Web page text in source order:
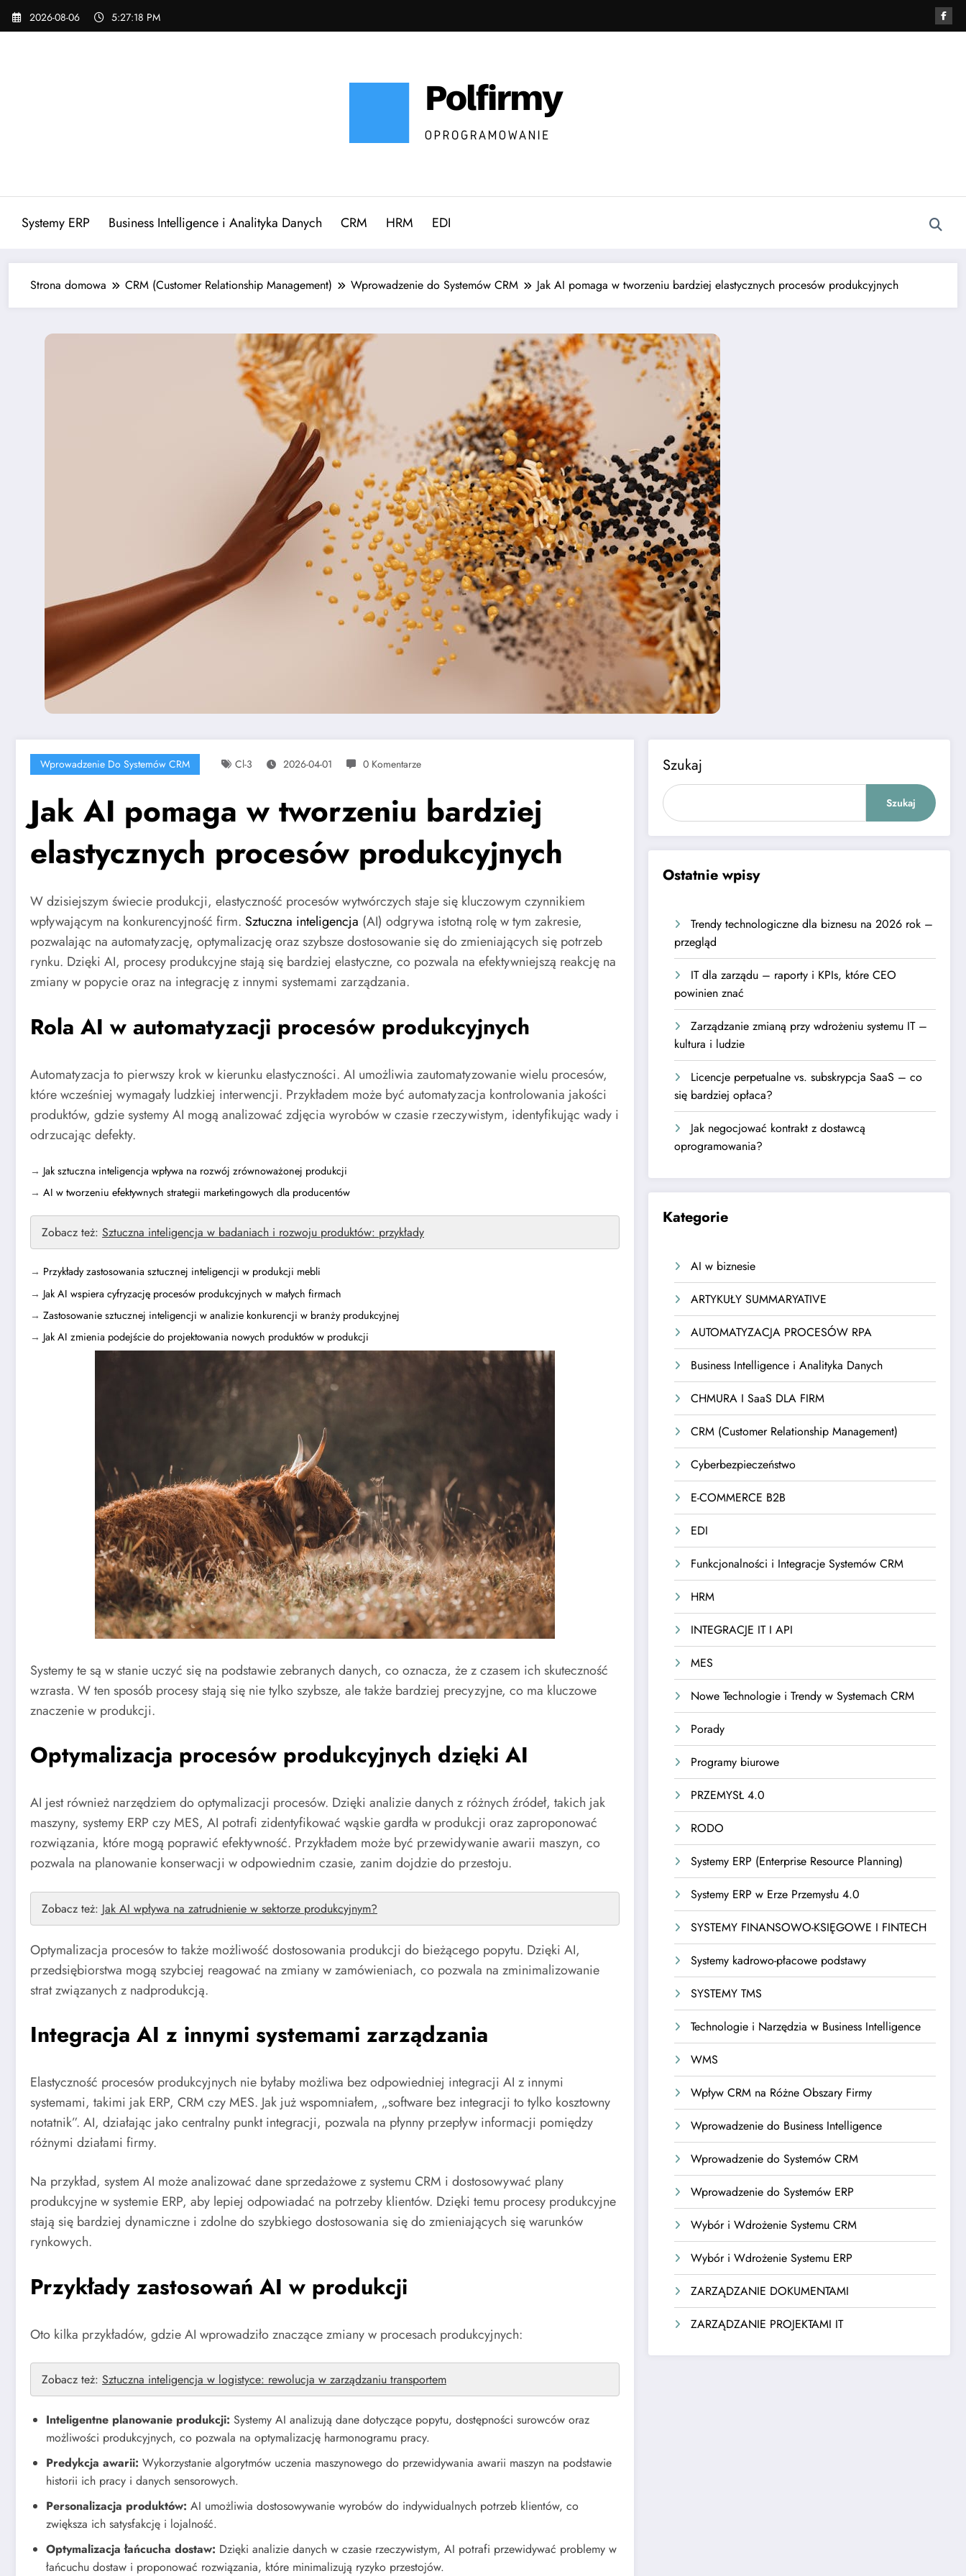
Skip
2026-08-06 5:27:19 PM
Systemy ERP Business Intelligence i Analityka Danych CRM HRM EDI
Strona domowa CRM (Customer Relationship Management) Wprowadzenie do Systemów CRM Jak AI pomaga w tworzeniu bardziej elastycznych procesów produkcyjnych
Wprowadzenie Do Systemów CRM Cl-3 2026-04-01 0 Komentarze
Jak AI pomaga w tworzeniu bardziej
elastycznych procesów produkcyjnych
W dzisiejszym świecie produkcji, elastyczność procesów wytwórczych staje się kluczowym czynnikiem
wpływającym na konkurencyjność firm. Sztuczna inteligencja (AI) odgrywa istotną rolę w tym zakresie,
pozwalając na automatyzację, optymalizację oraz szybsze dostosowanie się do zmieniających się potrzeb
rynku. Dzięki AI, procesy produkcyjne stają się bardziej elastyczne, co pozwala na efektywniejszą reakcję na
zmiany w popycie oraz na integrację z innymi systemami zarządzania.
Rola AI w automatyzacji procesów produkcyjnych
Automatyzacja to pierwszy krok w kierunku elastyczności. AI umożliwia zautomatyzowanie wielu procesów,
które wcześniej wymagały ludzkiej interwencji. Przykładem może być automatyzacja kontrolowania jakości
produktów, gdzie systemy AI mogą analizować zdjęcia wyrobów w czasie rzeczywistym, identyfikując wady i
odrzucając defekty.
→ Jak sztuczna inteligencja wpływa na rozwój zrównoważonej produkcji
→ AI w tworzeniu efektywnych strategii marketingowych dla producentów
Zobacz też: Sztuczna inteligencja w badaniach i rozwoju produktów: przykłady
→ Przykłady zastosowania sztucznej inteligencji w produkcji mebli
→ Jak AI wspiera cyfryzację procesów produkcyjnych w małych firmach
→ Zastosowanie sztucznej inteligencji w analizie konkurencji w branży produkcyjnej
→ Jak AI zmienia podejście do projektowania nowych produktów w produkcji
Systemy te są w stanie uczyć się na podstawie zebranych danych, co oznacza, że z czasem ich skuteczność
wzrasta. W ten sposób procesy stają się nie tylko szybsze, ale także bardziej precyzyjne, co ma kluczowe
znaczenie w produkcji.
Optymalizacja procesów produkcyjnych dzięki AI
AI jest również narzędziem do optymalizacji procesów. Dzięki analizie danych z różnych źródeł, takich jak
maszyny, systemy ERP czy MES, AI potrafi zidentyfikować wąskie gardła w produkcji oraz zaproponować
rozwiązania, które mogą poprawić efektywność. Przykładem może być przewidywanie awarii maszyn, co
pozwala na planowanie konserwacji w odpowiednim czasie, zanim dojdzie do przestoju.
Zobacz też: Jak AI wpływa na zatrudnienie w sektorze produkcyjnym?
Optymalizacja procesów to także możliwość dostosowania produkcji do bieżącego popytu. Dzięki AI,
przedsiębiorstwa mogą szybciej reagować na zmiany w zamówieniach, co pozwala na zminimalizowanie
strat związanych z nadprodukcją.
Integracja AI z innymi systemami zarządzania
Elastyczność procesów produkcyjnych nie byłaby możliwa bez odpowiedniej integracji AI z innymi
systemami, takimi jak ERP, CRM czy MES. Jak już wspomniałem, „software bez integracji to tylko kosztowny
notatnik”. AI, działając jako centralny punkt integracji, pozwala na płynny przepływ informacji pomiędzy
różnymi działami firmy.
Na przykład, system AI może analizować dane sprzedażowe z systemu CRM i dostosowywać plany
produkcyjne w systemie ERP, aby lepiej odpowiadać na potrzeby klientów. Dzięki temu procesy produkcyjne
stają się bardziej dynamiczne i zdolne do szybkiego dostosowania się do zmieniających się warunków
rynkowych.
Przykłady zastosowań AI w produkcji
Oto kilka przykładów, gdzie AI wprowadziło znaczące zmiany w procesach produkcyjnych:
Zobacz też: Sztuczna inteligencja w logistyce: rewolucja w zarządzaniu transportem
Inteligentne planowanie produkcji: Systemy AI analizują dane dotyczące popytu, dostępności surowców oraz
możliwości produkcyjnych, co pozwala na optymalizację harmonogramu pracy.
Predykcja awarii: Wykorzystanie algorytmów uczenia maszynowego do przewidywania awarii maszyn na podstawie
historii ich pracy i danych sensorowych.
Personalizacja produktów: AI umożliwia dostosowywanie wyrobów do indywidualnych potrzeb klientów, co
zwiększa ich satysfakcję i lojalność.
Optymalizacja łańcucha dostaw: Dzięki analizie danych w czasie rzeczywistym, AI potrafi przewidywać problemy w
łańcuchu dostaw i proponować rozwiązania, które minimalizują ryzyko przestojów.
Szukaj
Szukaj
Ostatnie wpisy
Trendy technologiczne dla biznesu na 2026 rok –
przegląd
IT dla zarządu – raporty i KPIs, które CEO
powinien znać
Zarządzanie zmianą przy wdrożeniu systemu IT –
kultura i ludzie
Licencje perpetualne vs. subskrypcja SaaS – co
się bardziej opłaca?
Jak negocjować kontrakt z dostawcą
oprogramowania?
Kategorie
AI w biznesie
ARTYKUŁY SUMMARYATIVE
AUTOMATYZACJA PROCESÓW RPA
Business Intelligence i Analityka Danych
CHMURA I SaaS DLA FIRM
CRM (Customer Relationship Management)
Cyberbezpieczeństwo
E-COMMERCE B2B
EDI
Funkcjonalności i Integracje Systemów CRM
HRM
INTEGRACJE IT I API
MES
Nowe Technologie i Trendy w Systemach CRM
Porady
Programy biurowe
PRZEMYSŁ 4.0
RODO
Systemy ERP (Enterprise Resource Planning)
Systemy ERP w Erze Przemysłu 4.0
SYSTEMY FINANSOWO-KSIĘGOWE I FINTECH
Systemy kadrowo-płacowe podstawy
SYSTEMY TMS
Technologie i Narzędzia w Business Intelligence
WMS
Wpływ CRM na Różne Obszary Firmy
Wprowadzenie do Business Intelligence
Wprowadzenie do Systemów CRM
Wprowadzenie do Systemów ERP
Wybór i Wdrożenie Systemu CRM
Wybór i Wdrożenie Systemu ERP
ZARZĄDZANIE DOKUMENTAMI
ZARZĄDZANIE PROJEKTAMI IT